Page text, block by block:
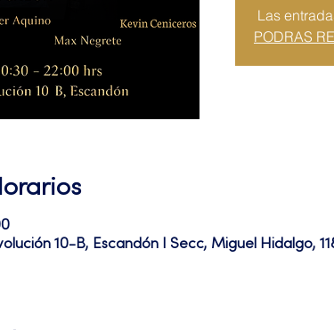
Las
PODRAS
10-B, Escandón I Secc, Miguel Hidalgo,